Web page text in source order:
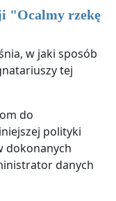
"Ocalmy rzekę
w jaki sposób
tej
do
polityki
dokonanych
danych